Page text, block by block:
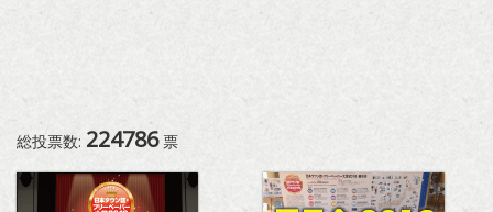
総投票数: 224786票